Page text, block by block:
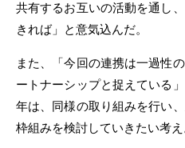
共有するお互いの活動を通し
きれば」と意気込んだ。
また、「今回の連携は一過性
ートナーシップと捉えている
年は、同様の取り組みを行い
枠組みを検討していきたい考え